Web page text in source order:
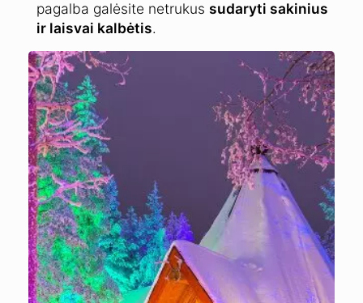
pagalba galėsite netrukus sudaryti sakinius
ir laisvai kalbėtis.